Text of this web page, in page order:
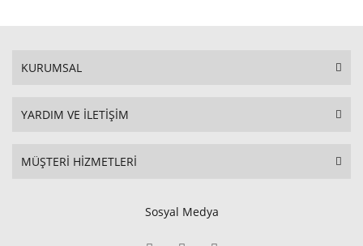
KURUMSAL
YARDIM VE İLETİŞİM
MÜŞTERİ HİZMETLERİ
Sosyal Medya